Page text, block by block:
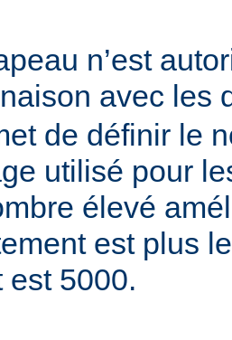
n’est
avec les
de définir le
utilisé pour
élevé
est plus
est 5000.